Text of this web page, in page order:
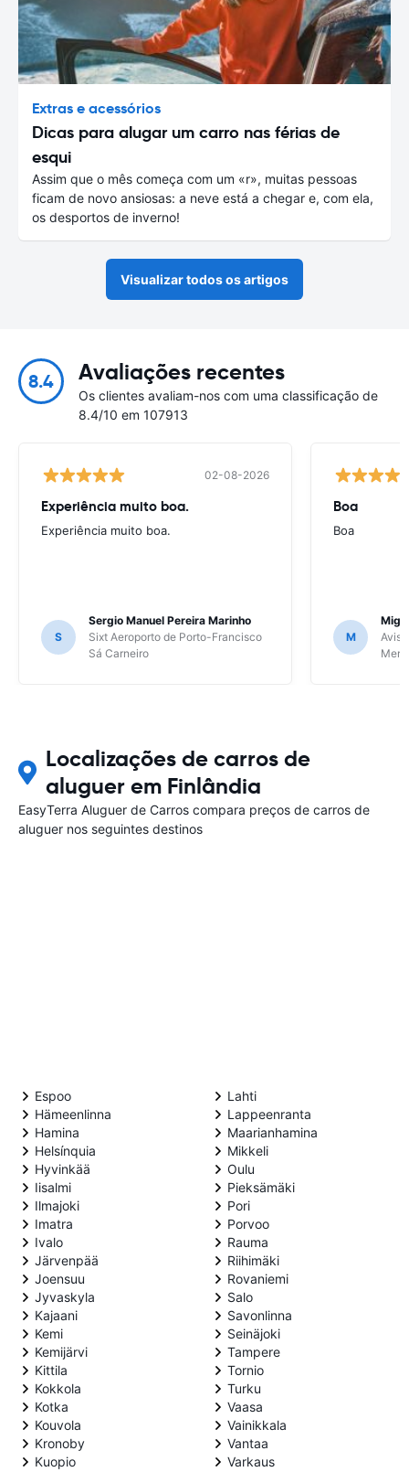
Extras e acessórios
Dicas para alugar um carro nas férias de
esqui
Assim que o mês começa com um «r», muitas pessoas
ficam de novo ansiosas: a neve está a chegar e, com ela,
os desportos de inverno!
Visualizar todos os artigos
8.4 Avaliações recentes
Os clientes avaliam-nos com uma classificação de
8.4/10 em 107913
02-08-2026
Experiência muito boa.
Experiência muito boa.
S
Sergio Manuel Pereira Marinho
Sixt Aeroporto de Porto-Francisco
Sá Carneiro
Boa
Boa
M
Avis
Localizações de carros de
aluguer em Finlândia
EasyTerra Aluguer de Carros compara preços de carros de
aluguer nos seguintes destinos
Espoo
Hämeenlinna
Hamina
Helsínquia
Hyvinkää
Iisalmi
Ilmajoki
Imatra
Ivalo
Järvenpää
Joensuu
Jyvaskyla
Kajaani
Kemi
Kemijärvi
Kittila
Kokkola
Kotka
Kouvola
Kronoby
Kuopio
Lahti
Lappeenranta
Maarianhamina
Mikkeli
Oulu
Pieksämäki
Pori
Porvoo
Rauma
Riihimäki
Rovaniemi
Salo
Savonlinna
Seinäjoki
Tampere
Tornio
Turku
Vaasa
Vainikkala
Vantaa
Varkaus